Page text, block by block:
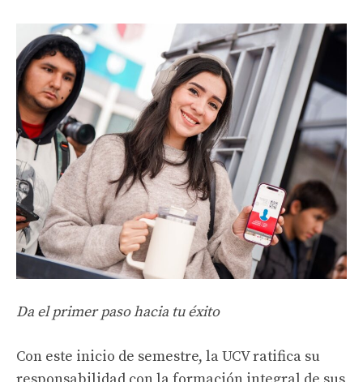
Da el primer paso hacia tu éxito
Con este inicio de semestre, la UCV ratifica su